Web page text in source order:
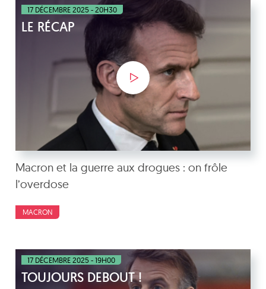
17 DÉCEMBRE 2025 - 20H30
LE RÉCAP
Macron et la guerre aux drogues : on frôle
l’overdose
MACRON
17 DÉCEMBRE 2025 - 19H00
TOUJOURS DEBOUT !